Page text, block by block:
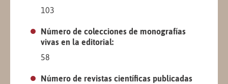
103
Número de colecciones de monografías
vivas en la editorial:
58
Número de revistas científicas publicadas